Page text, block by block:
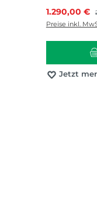
1.290,00 €
Preise inkl.
Jetzt